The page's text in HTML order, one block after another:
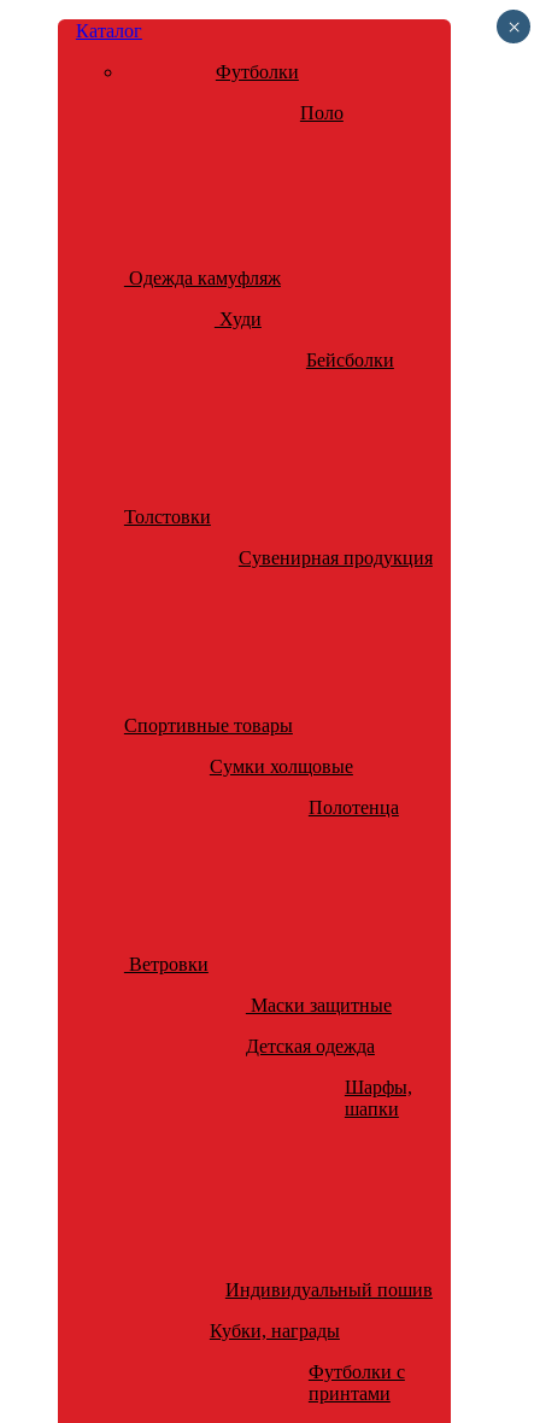
Каталог
Футболки
Поло
Одежда камуфляж
Худи
Бейсболки
Толстовки
Сувенирная продукция
Спортивные товары
Сумки холщовые
Полотенца
Ветровки
Маски защитные
Детская одежда
Шарфы,
шапки
Индивидуальный пошив
Кубки, награды
Футболки с
принтами
×